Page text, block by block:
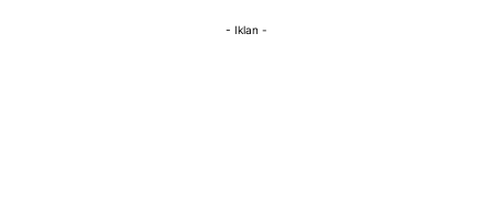
- Iklan -